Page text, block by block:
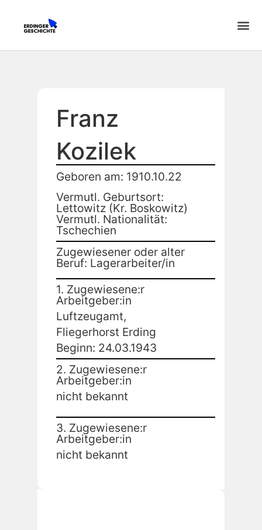
Franz
Kozilek
Geboren am: 1910.10.22
Vermutl. Geburtsort:
Lettowitz (Kr. Boskowitz)
Vermutl. Nationalität:
Tschechien
Zugewiesener oder alter
Beruf: Lagerarbeiter/in
1. Zugewiesene:r
Arbeitgeber:in
Luftzeugamt,
Fliegerhorst Erding
Beginn: 24.03.1943
2. Zugewiesene:r
Arbeitgeber:in
nicht bekannt
3. Zugewiesene:r
Arbeitgeber:in
nicht bekannt